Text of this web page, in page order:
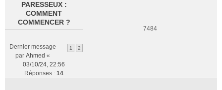
PARESSEUX :
COMMENT
COMMENCER ?
1 2
Dernier message
par Ahmed «
03/10/24, 22:56
Réponses : 14
7484